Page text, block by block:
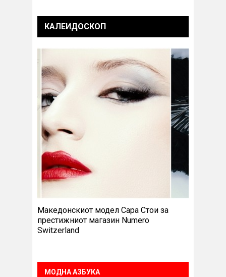
КАЛЕИДОСКОП
Македонскиот модел Сара Стои за
престижниот магазин Numero
Switzerland
МОДНА АЗБУКА